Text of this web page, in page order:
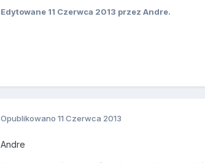
Edytowane 11 Czerwca 2013 przez Andre.
Opublikowano 11 Czerwca 2013
Andre